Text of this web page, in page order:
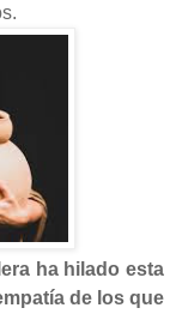
ha hilado esta
de los que